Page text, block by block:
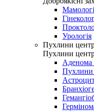
Урологія
Пухлини
Пухлини
Аденома
Пухлини